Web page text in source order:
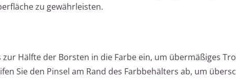
zu gewährleisten.
Hälfte der Borsten in die Farbe ein, um übermäßiges
Sie den Pinsel am Rand des Farbbehälters ab, um